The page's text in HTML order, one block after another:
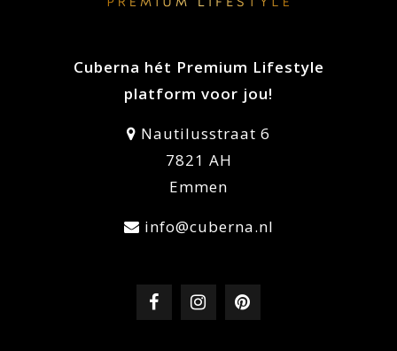
Cuberna hét Premium Lifestyle
platform voor jou!
Nautilusstraat 6
7821 AH
Emmen
info@cuberna.nl